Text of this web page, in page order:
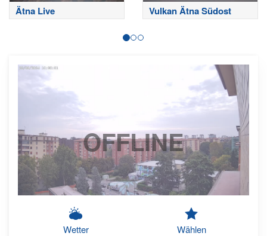
Ätna Live Vulkan Ätna Südost
OFFLINE
Wetter Wählen